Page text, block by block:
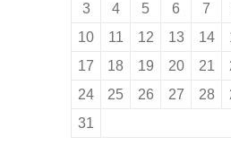
3
4 5 6 7
10
11 12 13 14
17
18 19 20 21
24
25 26 27 28
31